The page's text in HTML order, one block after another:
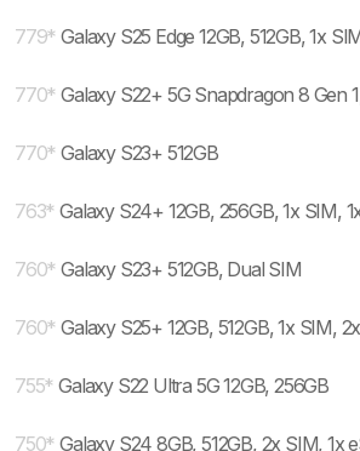
779* Galaxy S25 Edge 12GB, 512GB, 1x
770* Galaxy S22+ 5G Snapdragon 8 Gen
770* Galaxy S23+ 512GB
763* Galaxy S24+ 12GB, 256GB, 1x SIM,
760* Galaxy S23+ 512GB, Dual SIM
760* Galaxy S25+ 12GB, 512GB, 1x SIM,
755* Galaxy S22 Ultra 5G 12GB, 256GB
750* Galaxy S24 8GB, 512GB, 2x SIM, 1x